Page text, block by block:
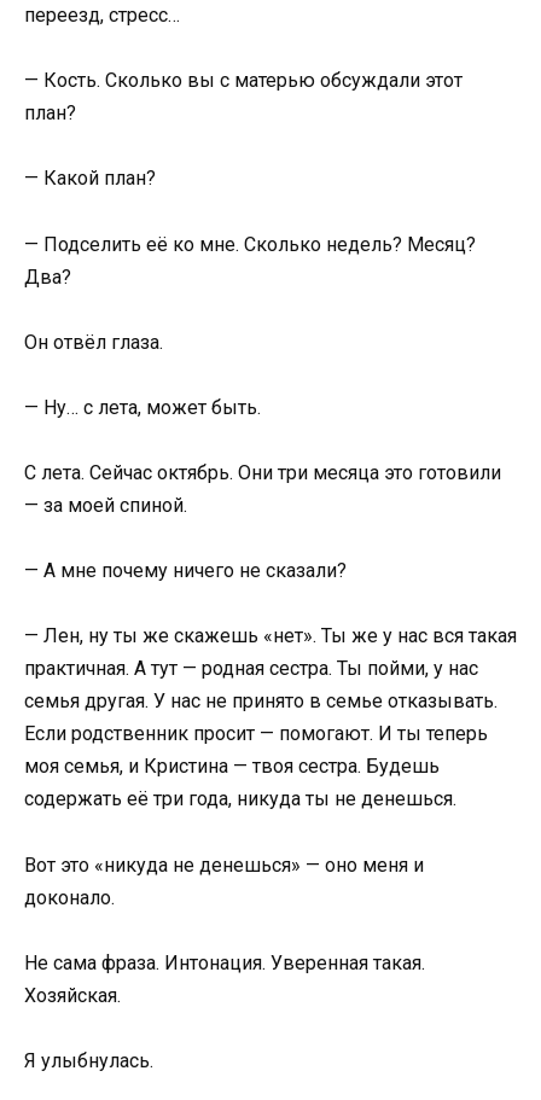
переезд, стресс…
— Кость. Сколько вы с матерью обсуждали этот
план?
— Какой план?
— Подселить её ко мне. Сколько недель? Месяц?
Два?
Он отвёл глаза.
— Ну… с лета, может быть.
С лета. Сейчас октябрь. Они три месяца это готовили
— за моей спиной.
— А мне почему ничего не сказали?
— Лен, ну ты же скажешь «нет». Ты же у нас вся такая
практичная. А тут — родная сестра. Ты пойми, у нас
семья другая. У нас не принято в семье отказывать.
Если родственник просит — помогают. И ты теперь
моя семья, и Кристина — твоя сестра. Будешь
содержать её три года, никуда ты не денешься.
Вот это «никуда не денешься» — оно меня и
доконало.
Не сама фраза. Интонация. Уверенная такая.
Хозяйская.
Я улыбнулась.